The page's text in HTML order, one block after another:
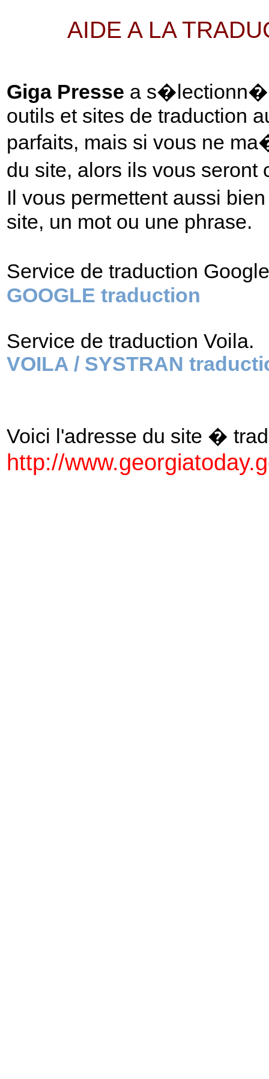
AIDE A LA
Giga Presse a s�lectionn�
outils et sites de traduction
parfaits, mais si vous ne
du site, alors ils vous
Il vous permettent aussi
site, un mot ou une phrase.
Service de traduction
GOOGLE traduction
Service de traduction Voila.
VOILA / SYSTRAN
Voici l'adresse du site �
http://